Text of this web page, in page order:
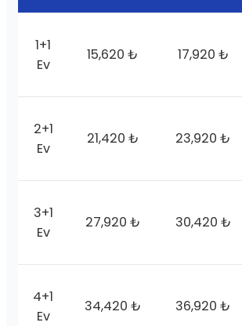
1+1
Ev
15,620 ₺ 17,920 ₺
2+1
Ev
21,420 ₺ 23,920 ₺
3+1
Ev
27,920 ₺ 30,420 ₺
4+1
Ev
34,420 ₺ 36,920 ₺